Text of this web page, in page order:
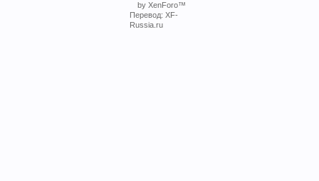
by XenForo™
Перевод: XF-
Russia.ru